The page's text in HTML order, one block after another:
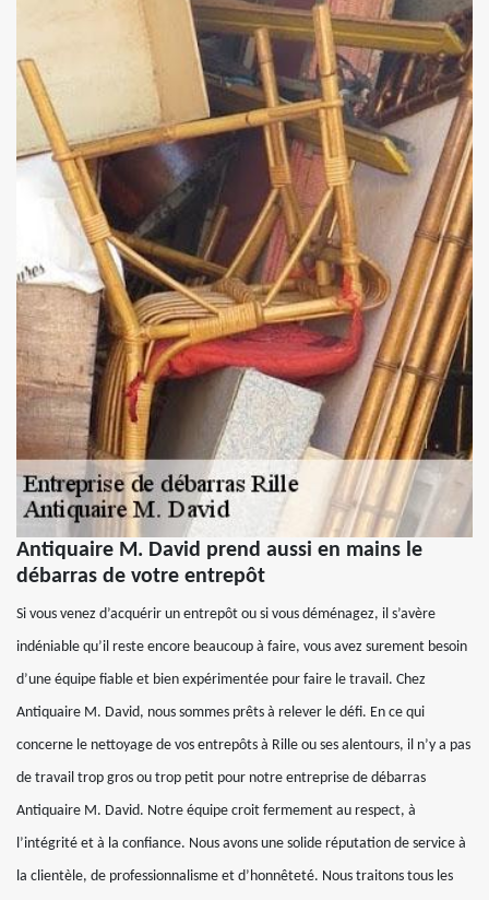
Antiquaire M. David prend aussi en mains le
débarras de votre entrepôt
Si vous venez d’acquérir un entrepôt ou si vous déménagez, il s’avère
indéniable qu’il reste encore beaucoup à faire, vous avez surement besoin
d’une équipe fiable et bien expérimentée pour faire le travail. Chez
Antiquaire M. David, nous sommes prêts à relever le défi. En ce qui
concerne le nettoyage de vos entrepôts à Rille ou ses alentours, il n’y a pas
de travail trop gros ou trop petit pour notre entreprise de débarras
Antiquaire M. David. Notre équipe croit fermement au respect, à
l’intégrité et à la confiance. Nous avons une solide réputation de service à
la clientèle, de professionnalisme et d’honnêteté. Nous traitons tous les